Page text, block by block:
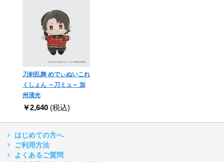
刀剣乱舞 めでぃぬいこれ
くしょん ～刀ミュ～ 加
州清光
￥2,640 (税込)
はじめての方へ
ご利用方法
よくあるご質問